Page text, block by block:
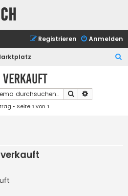
Anmelden
Registrieren
verkauft
Suche
• Seite1 von 1